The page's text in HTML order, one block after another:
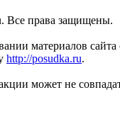
Все права защищены.
материалов сайта
http://posudka.ru.
может не